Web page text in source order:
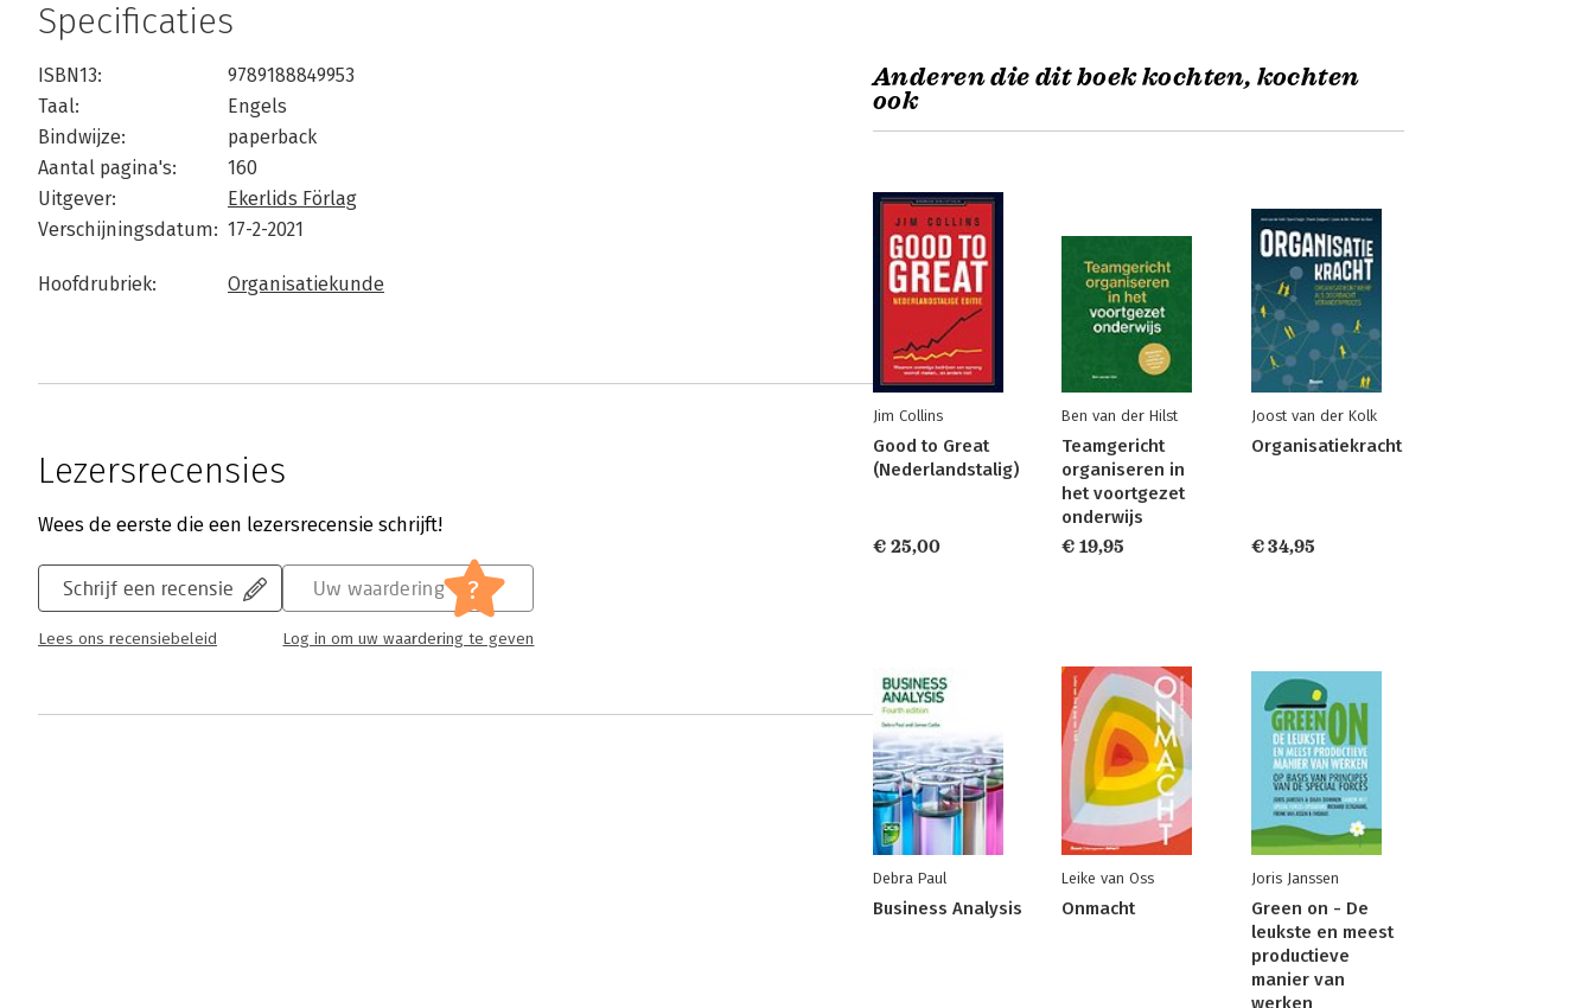
Specificaties
ISBN13:
9789188849953
Taal:
Engels
Bindwijze:
paperback
Aantal pagina's:
160
Uitgever:
Ekerlids Förlag
Verschijningsdatum: 17-2-2021
Hoofdrubriek: Organisatiekunde
Lezersrecensies
Wees de eerste die een lezersrecensie schrijft!
Schrijf een recensie
Lees ons recensiebeleid
Uw waardering ?
Log in om uw waardering te geven
Anderen die dit boek kochten, kochten
ook
Jim Collins
Good to Great
(Nederlandstalig)
€ 25,00
Ben van der Hilst
Teamgericht
organiseren in
het voortgezet
onderwijs
€ 19,95
Joost van der Kolk
Organisatiekracht
€ 34,95
Debra Paul
Business Analysis
Leike van Oss
Onmacht
Joris Janssen
Green on - De
leukste en meest
productieve
manier van
werken